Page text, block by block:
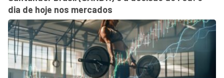
dia de hoje nos mercados